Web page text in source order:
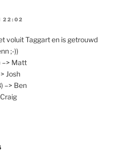
22:02
voluit Taggart en is getrouwd
;-))
–> Matt
Josh
–> Ben